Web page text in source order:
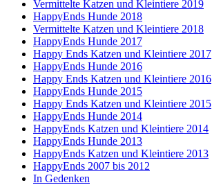
Vermittelte Katzen und Kleintiere 2019
HappyEnds Hunde 2018
Vermittelte Katzen und Kleintiere 2018
HappyEnds Hunde 2017
Happy Ends Katzen und Kleintiere 2017
HappyEnds Hunde 2016
Happy Ends Katzen und Kleintiere 2016
HappyEnds Hunde 2015
Happy Ends Katzen und Kleintiere 2015
HappyEnds Hunde 2014
HappyEnds Katzen und Kleintiere 2014
HappyEnds Hunde 2013
HappyEnds Katzen und Kleintiere 2013
HappyEnds 2007 bis 2012
In Gedenken